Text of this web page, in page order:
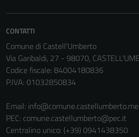
CONTATTI
Comune di Castell'Umberto
Via Garibaldi, 27 - 98070,
Codice fiscale: 84004180836
P.IVA: 01032850834
Email:
PEC: comune.castellumberto@pec.it
Centralino unico: (+39) 0941438350